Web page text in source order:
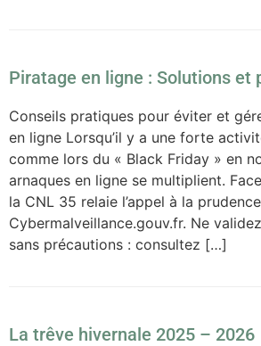
Piratage en ligne : Solutions et
Conseils pratiques pour éviter et
en ligne Lorsqu’il y a une forte
comme lors du « Black Friday » en
arnaques en ligne se multiplient.
la CNL 35 relaie l’appel à la
Cybermalveillance.gouv.fr. Ne
sans précautions : consultez […]
La trêve hivernale 2025 – 2026